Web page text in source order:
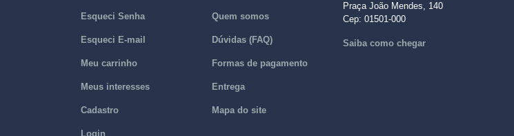
Esqueci Senha
Esqueci E-mail
Meu carrinho
Meus interesses
Cadastro
Login
Quem somos
Dúvidas (FAQ)
Formas de pagamento
Entrega
Mapa do site
Praça João Mendes, 140
Cep: 01501-000
Saiba como chegar